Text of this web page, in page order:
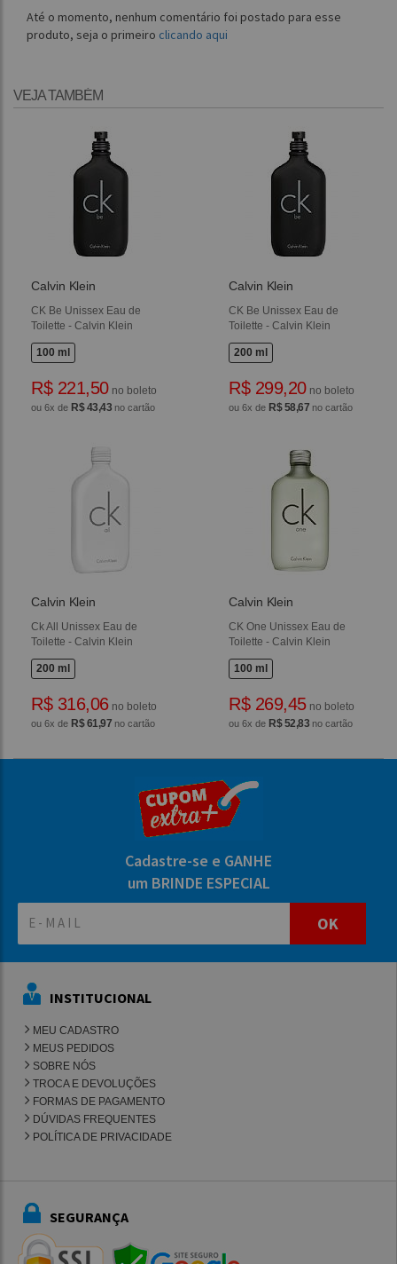
Até o momento, nenhum comentário foi postado para esse
produto, seja o primeiro clicando aqui
VEJA TAMBÉM
Calvin Klein
CK Be Unissex Eau de
Toilette - Calvin Klein
100 ml
R$ 221,50no boleto
ou 6x de R$ 43,43 no cartão
Calvin Klein
CK Be Unissex Eau de
Toilette - Calvin Klein
200 ml
R$ 299,20no boleto
ou 6x de R$ 58,67 no cartão
Calvin Klein
Ck All Unissex Eau de
Toilette - Calvin Klein
200 ml
R$ 316,06no boleto
ou 6x de R$ 61,97 no cartão
Calvin Klein
CK One Unissex Eau de
Toilette - Calvin Klein
100 ml
R$ 269,45no boleto
ou 6x de R$ 52,83 no cartão
Cadastre-se e GANHE
um BRINDE ESPECIAL
OK
INSTITUCIONAL
MEU CADASTRO
MEUS PEDIDOS
SOBRE NÓS
TROCA E DEVOLUÇÕES
FORMAS DE PAGAMENTO
DÚVIDAS FREQUENTES
POLÍTICA DE PRIVACIDADE
SEGURANÇA